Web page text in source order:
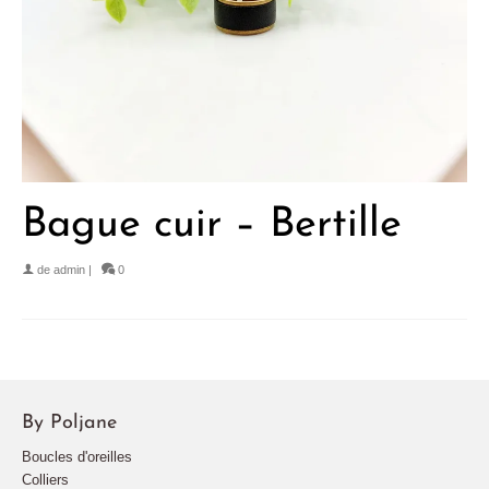
Bague cuir – Bertille
de admin | 0
By Poljane
Boucles d'oreilles
Colliers